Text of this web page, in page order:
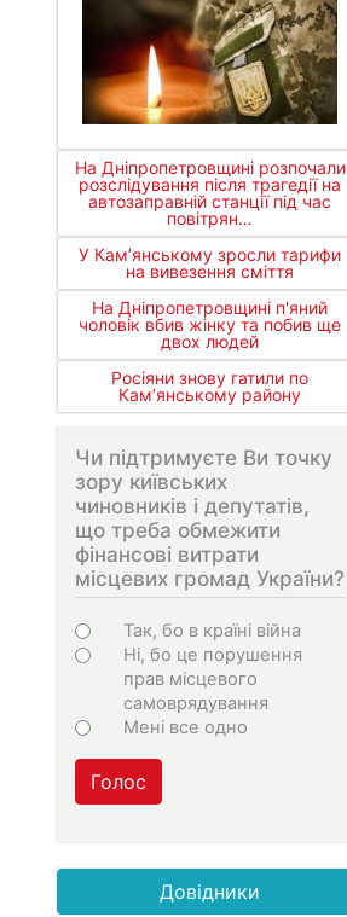
На Дніпропетровщині розпочали
розслідування після трагедії на
автозаправній станції під час
повітрян…
У Кам’янському зросли тарифи
на вивезення сміття
На Дніпропетровщині п'яний
чоловік вбив жінку та побив ще
двох людей
Росіяни знову гатили по
Кам’янському району
Чи підтримуєте Ви точку
зору київських
чиновників і депутатів,
що треба обмежити
фінансові витрати
місцевих громад України?
Choices
Так, бо в країні війна
Ні, бо це порушення
прав місцевого
самоврядування
Мені все одно
Голос
Довідники